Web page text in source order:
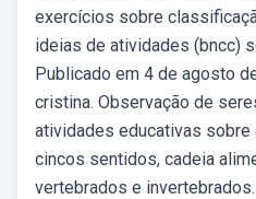
exercícios sobre
ideias de atividades (bncc)
Publicado em 4 de agosto
cristina. Observação de
atividades educativas
cincos sentidos, cadeia
vertebrados e